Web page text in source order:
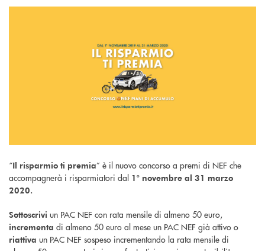
“Il risparmio ti premia” è il nuovo concorso a premi di NEF che
accompagnerà i risparmiatori dal 1° novembre al 31 marzo
2020.
Sottoscrivi un PAC NEF con rata mensile di almeno 50 euro,
incrementa di almeno 50 euro al mese un PAC NEF già attivo o
riattiva un PAC NEF sospeso incrementando la rata mensile di